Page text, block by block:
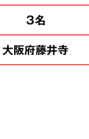
3名
大阪府藤井寺